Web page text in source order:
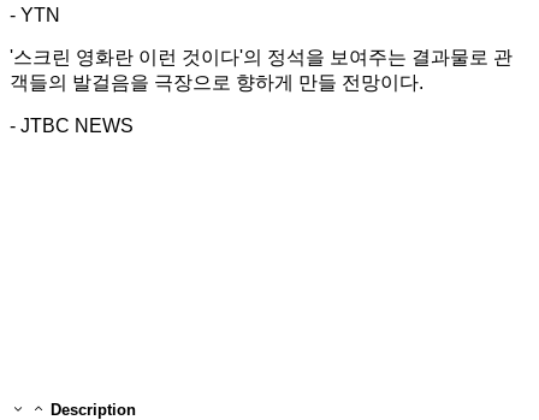
- YTN
'스크린 영화란 이런 것이다'의 정석을 보여주는 결과물로 관
객들의 발걸음을 극장으로 향하게 만들 전망이다.
- JTBC NEWS
Description